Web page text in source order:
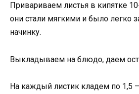
Привариваем листья в кипятке
они стали мягкими и было легко
начинку.
Выкладываем на блюдо, даем
На каждый листик кладем по 1,5